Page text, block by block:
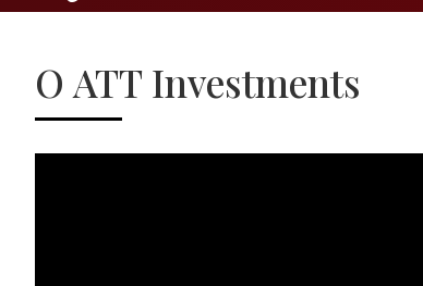
O ATT Investments